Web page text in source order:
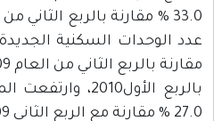
بالربع
27.0 % مقارنة مع الربع الثاني 2009.